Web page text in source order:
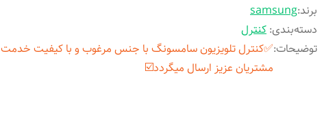
برند:samsung
دسته‌بندی: کنترل
توضیحات:✅کنترل تلویزیون سامسونگ با جنس مرغوب و با کیفیت خدمت
مشتریان عزیز ارسال میگردد☑️